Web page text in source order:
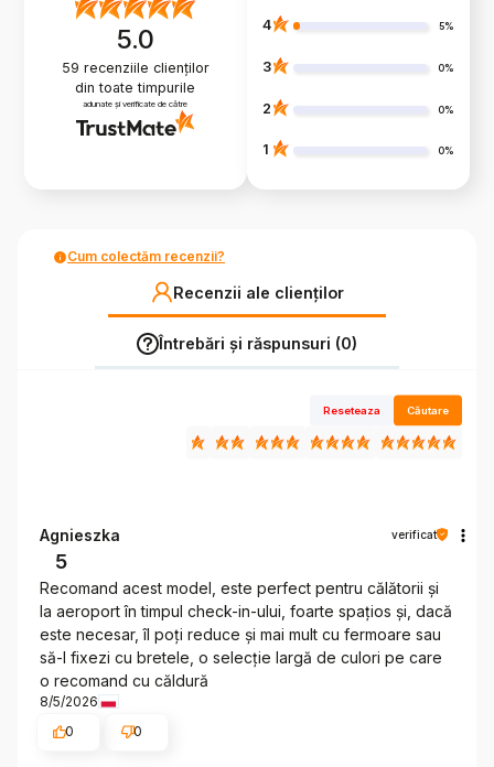
5.0
59 recenziile clienților
din toate timpurile
adunate și verificate de către
4 5%
3 0%
2 0%
1 0%
Cum colectăm recenzii?
Recenzii ale clienților
Întrebări și răspunsuri (0)
Reseteaza Căutare
Agnieszka verificat
5
Recomand acest model, este perfect pentru călătorii și
la aeroport în timpul check-in-ului, foarte spațios și, dacă
este necesar, îl poți reduce și mai mult cu fermoare sau
să-l fixezi cu bretele, o selecție largă de culori pe care
o recomand cu căldură
8/5/2026
0
0